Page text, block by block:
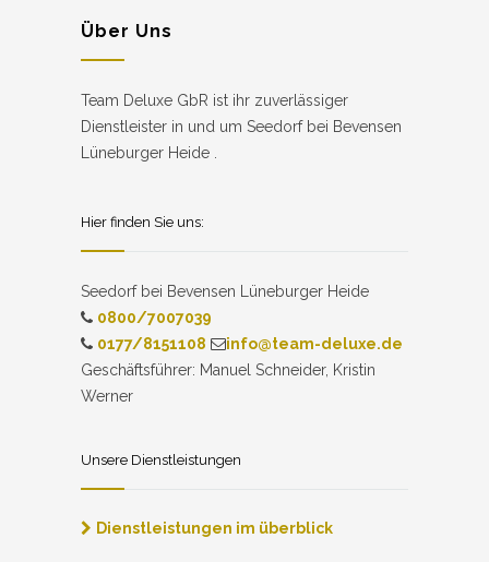
Über Uns
Team Deluxe GbR ist ihr zuverlässiger
Dienstleister in und um Seedorf bei Bevensen
Lüneburger Heide .
Hier finden Sie uns:
Seedorf bei Bevensen Lüneburger Heide
0800/7007039
0177/8151108
info@team-deluxe.de
Geschäftsführer: Manuel Schneider, Kristin
Werner
Unsere Dienstleistungen
Dienstleistungen im überblick